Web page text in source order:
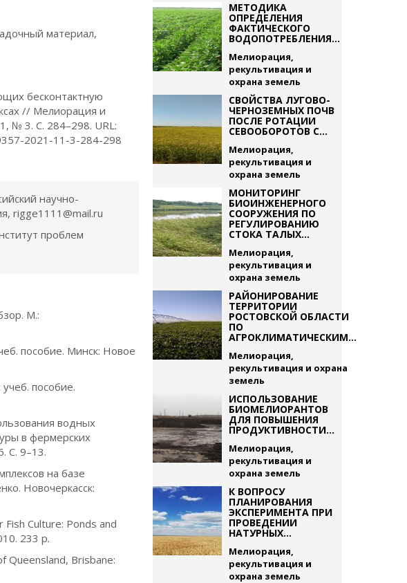
материал,
бесконтактную
// Мелиорация и
№ 3. С. 284–298. URL:
2021-11-3-284-298
научно-
rigge1111@mail.ru
проблем
М.:
пособие. Минск: Новое
пособие.
водных
в фермерских
С. 9–13.
на базе
Новочеркасск:
Fish Culture: Ponds and
233 p.
Queensland, Brisbane:
МЕТОДИКА
ОПРЕДЕЛЕНИЯ
ФАКТИЧЕСКОГО
ВОДОПОТРЕБЛЕНИЯ...
Мелиорация,
рекультивация и
охрана земель
СВОЙСТВА ЛУГОВО-
ЧЕРНОЗЕМНЫХ ПОЧВ
ПОСЛЕ РОТАЦИИ
СЕВООБОРОТОВ С...
Мелиорация,
рекультивация и
охрана земель
МОНИТОРИНГ
БИОИНЖЕНЕРНОГО
СООРУЖЕНИЯ ПО
РЕГУЛИРОВАНИЮ
СТОКА ТАЛЫХ...
Мелиорация,
рекультивация и
охрана земель
РАЙОНИРОВАНИЕ
ТЕРРИТОРИИ
РОСТОВСКОЙ ОБЛАСТИ
ПО
АГРОКЛИМАТИЧЕСКИМ...
Мелиорация,
рекультивация и охрана
земель
ИСПОЛЬЗОВАНИЕ
БИОМЕЛИОРАНТОВ
ДЛЯ ПОВЫШЕНИЯ
ПРОДУКТИВНОСТИ...
Мелиорация,
рекультивация и
охрана земель
К ВОПРОСУ
ПЛАНИРОВАНИЯ
ЭКСПЕРИМЕНТА ПРИ
ПРОВЕДЕНИИ
НАТУРНЫХ...
Мелиорация,
рекультивация и
охрана земель